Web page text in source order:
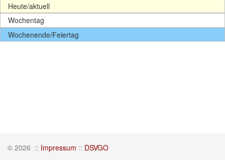
Heute/aktuell
Wochentag
Wochenende/Feiertag
© 2026 :: Impressum :: DSVGO